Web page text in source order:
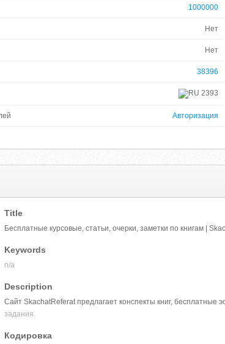
1000000
Нет
Нет
38396
2393
Авторизация
Title
Бесплатные курсовые, статьи, очерки, заметки по книгам |
Keywords
n/a
Description
Сайт SkachatReferat предлагает конспекты книг,
задания.
Кодировка